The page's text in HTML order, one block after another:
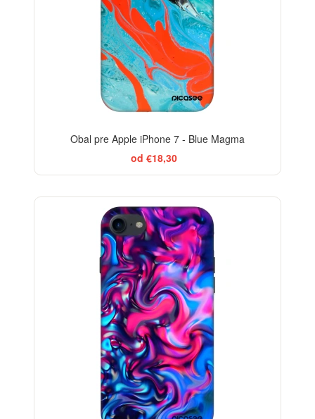
Obal pre Apple iPhone 7 - Blue Magma
od €18,30